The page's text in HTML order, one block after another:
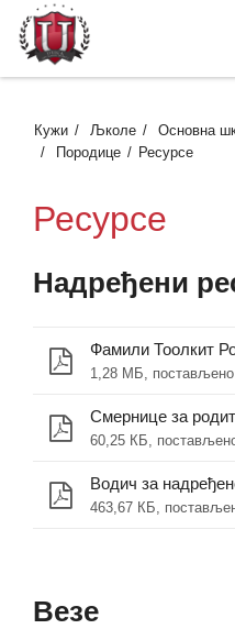
Кужи Љколе
Основна
Породице
Ресурсе
Ресурсе
Надређени
Фамили Тоолкит
1,28 МБ, постављено
Смернице за
60,25 КБ,
Водич за
463,67 КБ,
Везе